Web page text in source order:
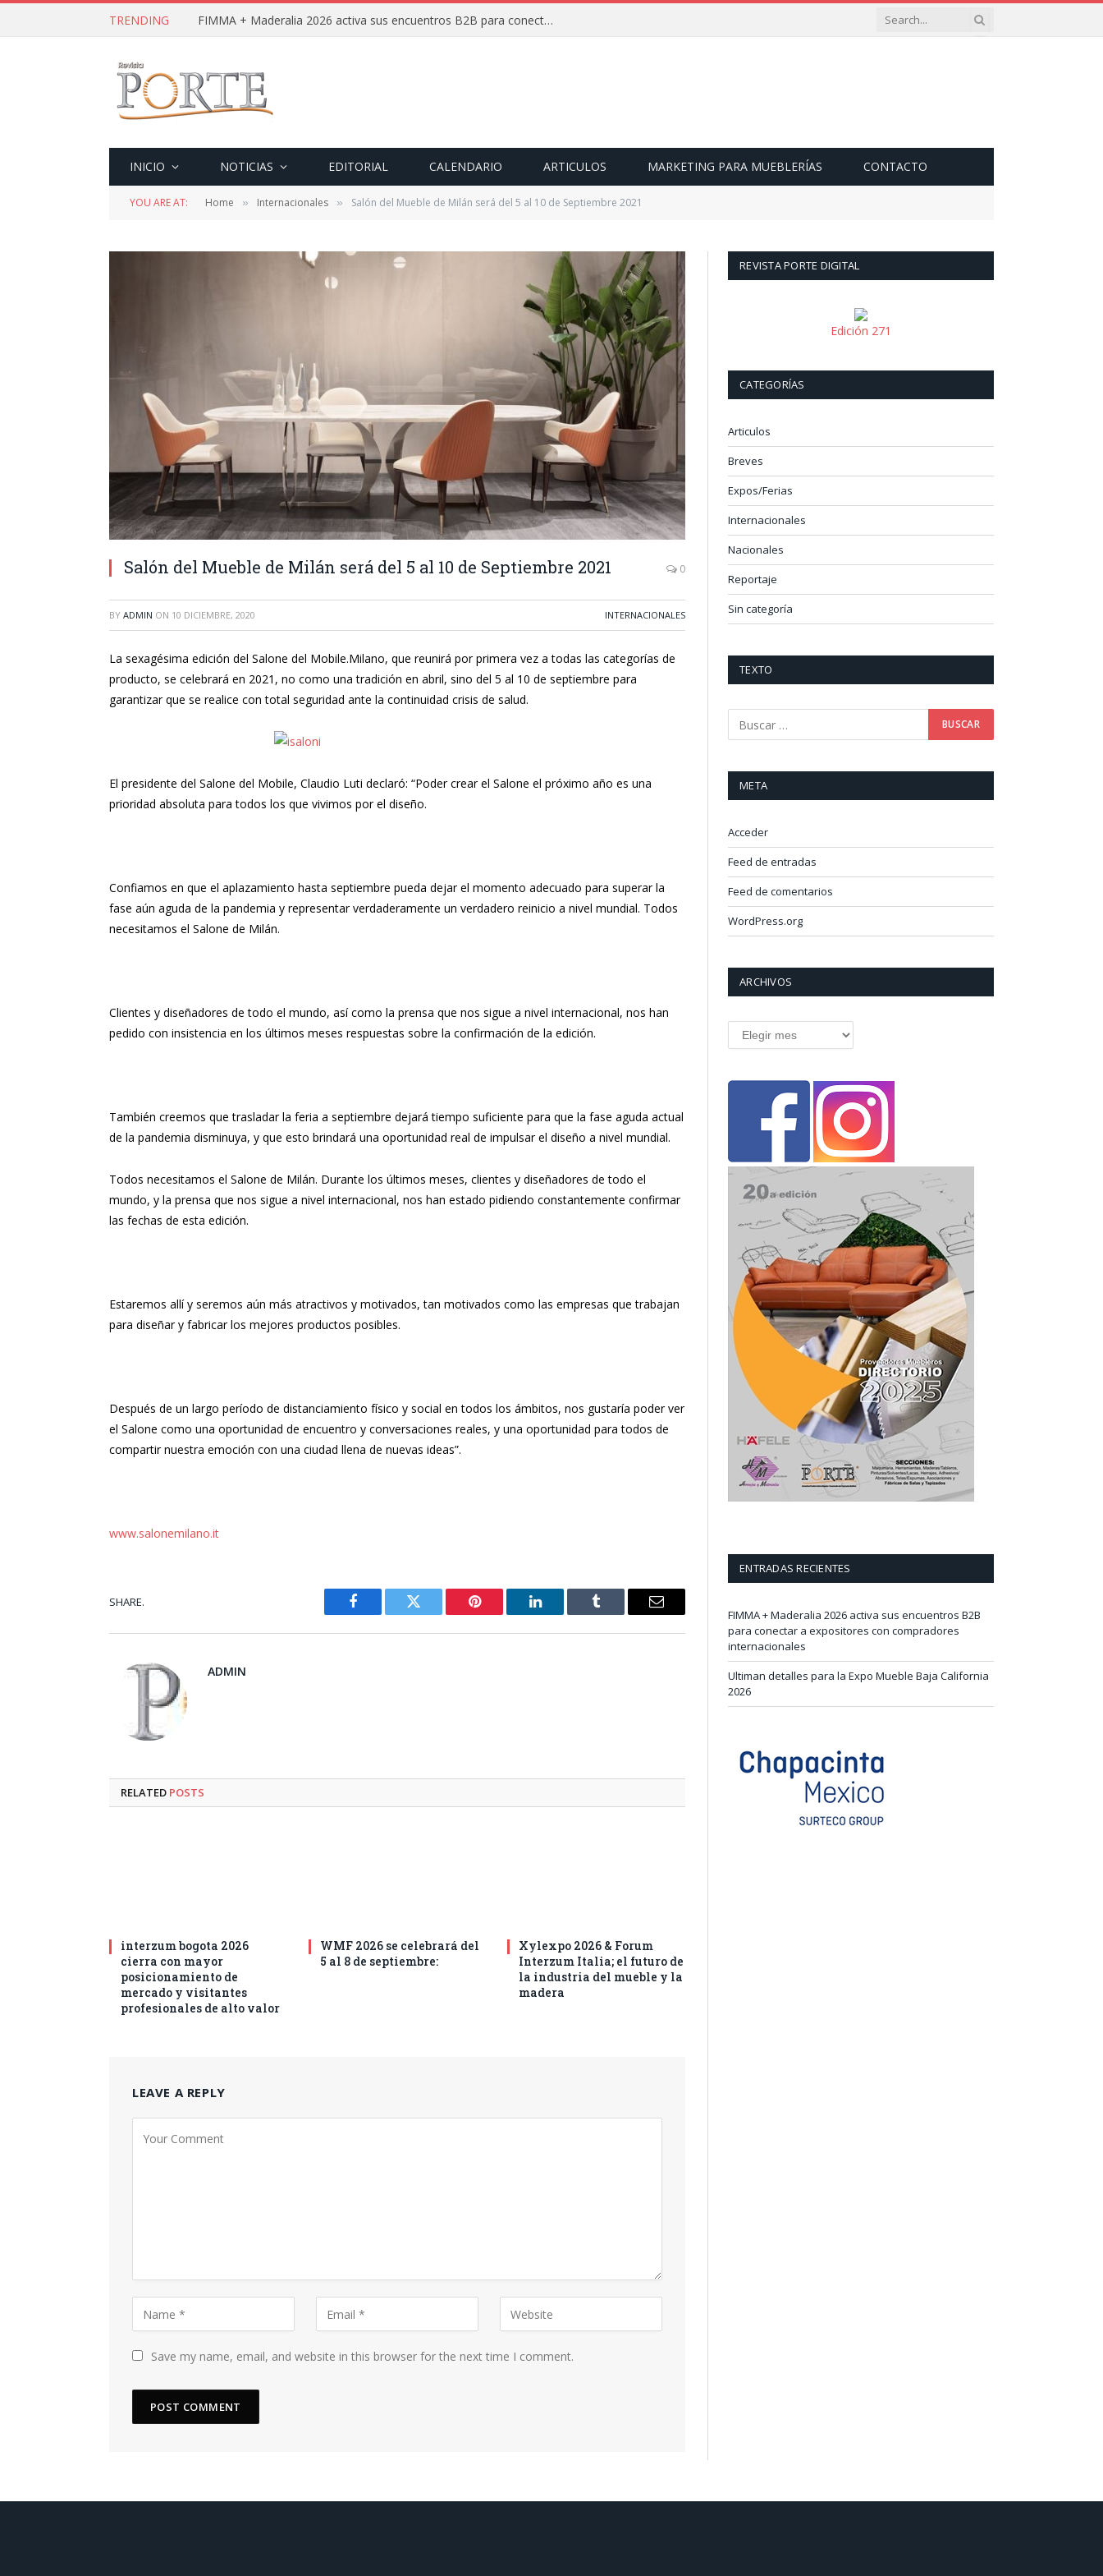
TRENDING FIMMA + Maderalia 2026 activa sus encuentros B2B para conectar a expositores con compradores internacionales
INICIO NOTICIAS EDITORIAL CALENDARIO ARTICULOS MARKETING PARA MUEBLERÍAS CONTACTO
YOU ARE AT: Home » Internacionales » Salón del Mueble de Milán será del 5 al 10 de Septiembre 2021
Salón del Mueble de Milán será del 5 al 10 de Septiembre 2021 0
BY ADMIN ON 10 DICIEMBRE, 2020 INTERNACIONALES
La sexagésima edición del Salone del Mobile.Milano, que reunirá por primera vez a todas las categorías de
producto, se celebrará en 2021, no como una tradición en abril, sino del 5 al 10 de septiembre para
garantizar que se realice con total seguridad ante la continuidad crisis de salud.
El presidente del Salone del Mobile, Claudio Luti declaró: “Poder crear el Salone el próximo año es una
prioridad absoluta para todos los que vivimos por el diseño.
Confiamos en que el aplazamiento hasta septiembre pueda dejar el momento adecuado para superar la
fase aún aguda de la pandemia y representar verdaderamente un verdadero reinicio a nivel mundial. Todos
necesitamos el Salone de Milán.
Clientes y diseñadores de todo el mundo, así como la prensa que nos sigue a nivel internacional, nos han
pedido con insistencia en los últimos meses respuestas sobre la confirmación de la edición.
También creemos que trasladar la feria a septiembre dejará tiempo suficiente para que la fase aguda actual
de la pandemia disminuya, y que esto brindará una oportunidad real de impulsar el diseño a nivel mundial.
Todos necesitamos el Salone de Milán. Durante los últimos meses, clientes y diseñadores de todo el
mundo, y la prensa que nos sigue a nivel internacional, nos han estado pidiendo constantemente confirmar
las fechas de esta edición.
Estaremos allí y seremos aún más atractivos y motivados, tan motivados como las empresas que trabajan
para diseñar y fabricar los mejores productos posibles.
Después de un largo período de distanciamiento físico y social en todos los ámbitos, nos gustaría poder ver
el Salone como una oportunidad de encuentro y conversaciones reales, y una oportunidad para todos de
compartir nuestra emoción con una ciudad llena de nuevas ideas”.
www.salonemilano.it
SHARE.
Facebook Twitter Pinterest LinkedIn Tumblr Email
ADMIN
RELATED POSTS
interzum bogota 2026
cierra con mayor
posicionamiento de
mercado y visitantes
profesionales de alto valor
WMF 2026 se celebrará del
5 al 8 de septiembre:
Xylexpo 2026 & Forum
Interzum Italia; el futuro de
la industria del mueble y la
madera
LEAVE A REPLY
Save my name, email, and website in this browser for the next time I comment.
REVISTA PORTE DIGITAL
Edición 271
CATEGORÍAS
Articulos
Breves
Expos/Ferias
Internacionales
Nacionales
Reportaje
Sin categoría
TEXTO
META
Acceder
Feed de entradas
Feed de comentarios
WordPress.org
ARCHIVOS
Archivos
ENTRADAS RECIENTES
FIMMA + Maderalia 2026 activa sus encuentros B2B
para conectar a expositores con compradores
internacionales
Ultiman detalles para la Expo Mueble Baja California
2026